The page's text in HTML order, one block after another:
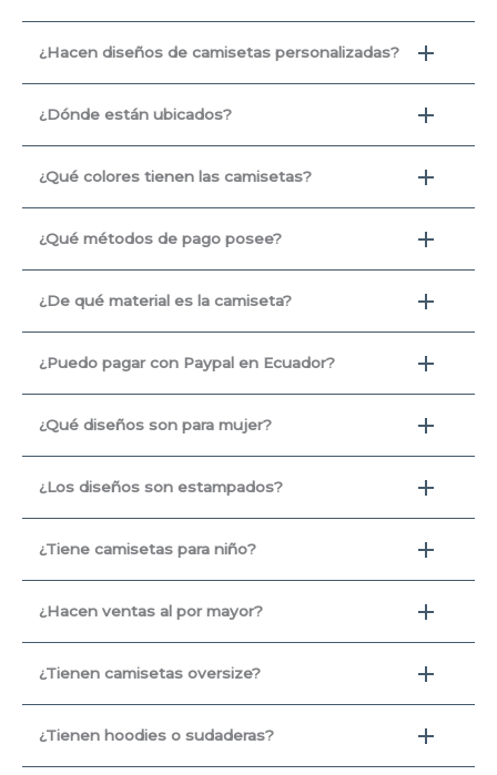
¿Hacen diseños de camisetas personalizadas?
¿Dónde están ubicados?
¿Qué colores tienen las camisetas?
¿Qué métodos de pago posee?
¿De qué material es la camiseta?
¿Puedo pagar con Paypal en Ecuador?
¿Qué diseños son para mujer?
¿Los diseños son estampados?
¿Tiene camisetas para niño?
¿Hacen ventas al por mayor?
¿Tienen camisetas oversize?
¿Tienen hoodies o sudaderas?